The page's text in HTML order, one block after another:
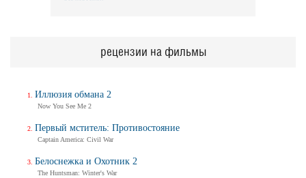
рецензии на фильмы
Иллюзия обмана 2
Now You See Me 2
Первый мститель: Противостояние
Captain America: Civil War
Белоснежка и Охотник 2
The Huntsman: Winter's War